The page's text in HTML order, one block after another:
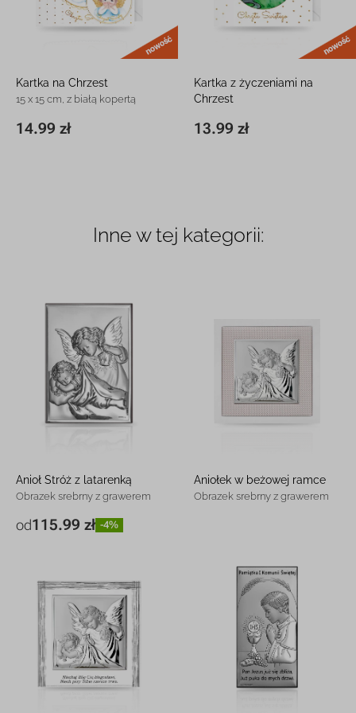
Kartka na Chrzest
15 x 15 cm, z białą kopertą
14.99 zł
15 x 15 cm
Kartka z życzeniami na
Chrzest
13.99 zł
15 x 15 cm
Inne w tej kategorii:
Anioł Stróż z latarenką
Obrazek srebrny z grawerem
od115.99 zł -4%
6 x 9 cm 115.99 zł
Aniołek w beżowej ramce
Obrazek srebrny z grawerem